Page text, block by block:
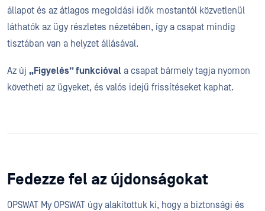
állapot és az átlagos megoldási idők mostantól közvetlenül
láthatók az ügy részletes nézetében, így a csapat mindig
tisztában van a helyzet állásával.
Az új „Figyelés” funkcióval a csapat bármely tagja nyomon
követheti az ügyeket, és valós idejű frissítéseket kaphat.
Fedezze fel az újdonságokat
OPSWAT My OPSWAT úgy alakítottuk ki, hogy a biztonsági és